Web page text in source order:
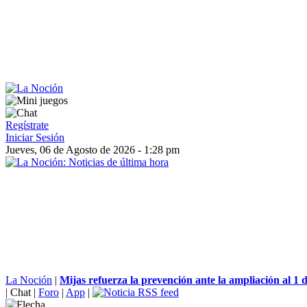
Regístrate
Iniciar Sesión
Jueves, 06 de Agosto de 2026 - 1:28 pm
La Noción | Mijas refuerza la prevención ante la ampliación al 1
| Chat | Foro | App |